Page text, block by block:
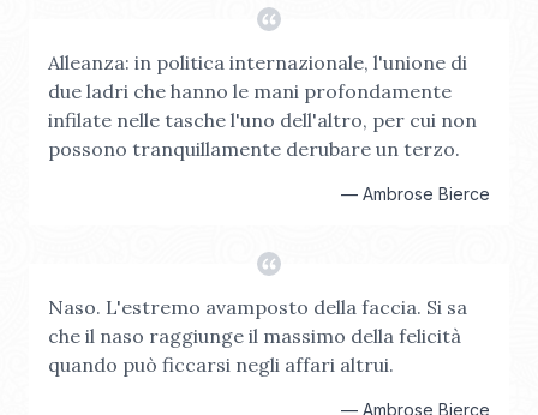
Alleanza: in politica internazionale, l'unione di
due ladri che hanno le mani profondamente
infilate nelle tasche l'uno dell'altro, per cui non
possono tranquillamente derubare un terzo.
— Ambrose Bierce
Naso. L'estremo avamposto della faccia. Si sa
che il naso raggiunge il massimo della felicità
quando può ficcarsi negli affari altrui.
— Ambrose Bierce